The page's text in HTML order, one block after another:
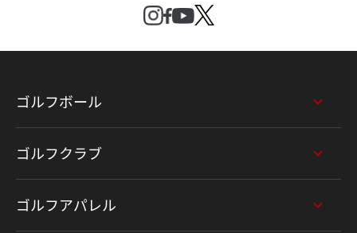
ゴルフボール
ゴルフクラブ
ゴルフアパレル